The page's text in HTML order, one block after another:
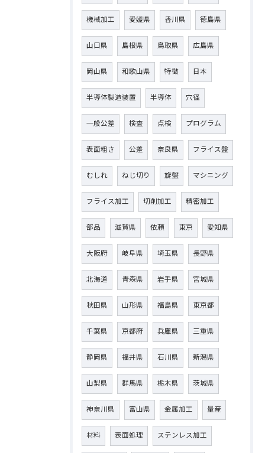
機械加工 愛媛県 香川県 徳島県
山口県 島根県 鳥取県 広島県
岡山県 和歌山県 特徴 日本
半導体製造装置 半導体 穴径
一般公差 検査 点検 プログラム
表面粗さ 公差 奈良県 フライス盤
むしれ ねじ切り 旋盤 マシニング
フライス加工 切削加工 精密加工
部品 滋賀県 依頼 東京 愛知県
大阪府 岐阜県 埼玉県 長野県
北海道 青森県 岩手県 宮城県
秋田県 山形県 福島県 東京都
千葉県 京都府 兵庫県 三重県
静岡県 福井県 石川県 新潟県
山梨県 群馬県 栃木県 茨城県
神奈川県 富山県 金属加工 量産
材料 表面処理 ステンレス加工